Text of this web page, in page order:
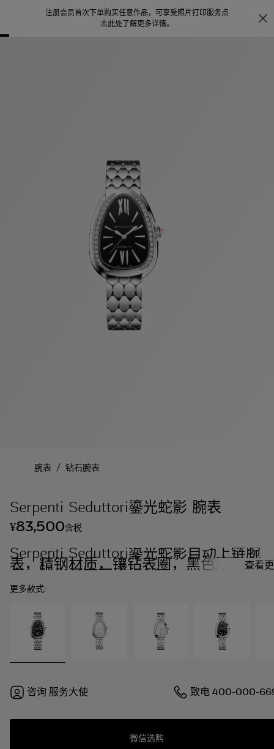
注册会员首次下单购买任意作品，可享受照片打印服务点
击此处了解更多详情。
腕表 / 钻石腕表
Serpenti Seduttori鎏光蛇影 腕表
¥83,500含税
Serpenti Seduttori鎏光蛇影自动上链腕
表，精钢材质，镶钻表圈，黑色漆面表
盘。防水深度可达30米 查看
更多款式:
咨询 服务大使 致电400-000-
微信选购